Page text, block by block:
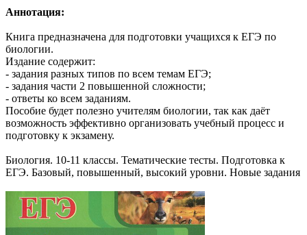
Аннотация:
Книга предназначена для подготовки учащихся к ЕГЭ по
биологии.
Издание содержит:
- задания разных типов по всем темам ЕГЭ;
- задания части 2 повышенной сложности;
- ответы ко всем заданиям.
Пособие будет полезно учителям биологии, так как даёт
возможность эффективно организовать учебный процесс и
подготовку к экзамену.
Биология. 10-11 классы. Тематические тесты. Подготовка к
ЕГЭ. Базовый, повышенный, высокий уровни. Новые задания